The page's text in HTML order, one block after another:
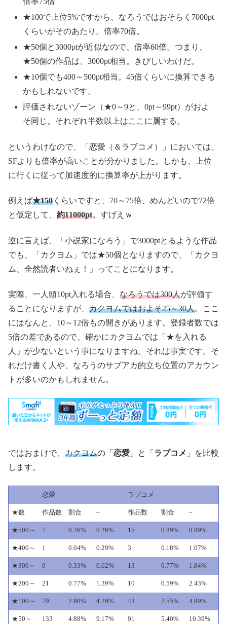
★100で上位5%ですから、なろうではおそらく7000pt
くらいがそのあたり。倍率70倍。
★50個と3000ptが近似なので、倍率60倍。つまり、
★50個の作品は、3000pt相当。きびしいわけだ。
★10個でも400～500pt相当。45倍くらいに換算できる
かもしれないです。
評価されないゾーン（★0～9と、0pt～99pt）がおよ
そ同じ。それぞれ半数以上はここに属する。
というわけなので、「恋愛（＆ラブコメ）」においては、
SFよりも倍率が高いことが分かりました。しかも、上位
に行くに従って加速度的に換算率が上がります。
例えば★150 くらいですと、70～75倍、めんどいので72倍
と仮定して、 約11000pt。すげえｗ
逆に言えば、「小説家になろう」で3000ptとるような作品
でも、「カクヨム」では★50個となりますので、「カクヨ
ム、全然読者いねぇ！」ってことになります。
実際、一人頭10pt入れる場合、 なろうでは300人が評価す
ることになりますが、 カクヨムではおよそ25～30人。ここ
にはなんと、10～12倍もの開きがあります。登録者数では
5倍の差であるので、確かにカクヨムでは「★を入れる
人」が少ないという事になりますね。それは事実です。そ
れだけ書く人や、なろうのサブアカ的立ち位置のアカウン
トが多いのかもしれません。
ではおまけで、 カクヨムの「 恋愛 」と「 ラブコメ 」を比較
します。
– 恋愛 – – ラブコメ – –
★数 作品数 割合 – 作品数 割合 –
★500～ 7 0.26% 0.26% 15 0.89% 0.89%
★400～ 1 0.04% 0.29% 3 0.18% 1.07%
★300～ 9 0.33% 0.62% 13 0.77% 1.84%
★200～ 21 0.77% 1.39% 10 0.59% 2.43%
★100～ 79 2.90% 4.29% 43 2.55% 4.99%
★50～ 133 4.88% 9.17% 91 5.40% 10.39%